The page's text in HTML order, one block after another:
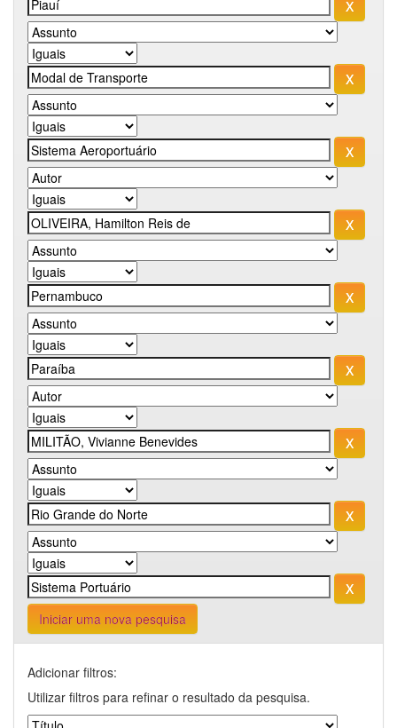
Iniciar uma nova pesquisa
Adicionar filtros:
Utilizar filtros para refinar o resultado da pesquisa.